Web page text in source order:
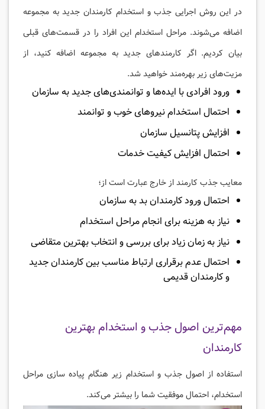
در این روش اجرایی جذب و استخدام کارمندان جدید به مجموعه
اضافه می‌شوند. مراحل استخدام این افراد را در قسمت‌های قبلی
بیان کردیم. اگر کارمندهای جدید به مجموعه اضافه کنید، از
مزیت‌های زیر بهره‌مند خواهید شد.
ورود افرادی با ایده‌ها و توانمندی‌های جدید به سازمان
احتمال استخدام نیروهای خوب و توانمند
افزایش پتانسیل سازمان
احتمال افزایش کیفیت خدمات
معایب جذب کارمند از خارج عبارت است از؛
احتمال ورود کارمندان بد به سازمان
نیاز به هزینه برای انجام مراحل استخدام
نیاز به زمان زیاد برای بررسی و انتخاب بهترین متقاضی
احتمال عدم برقراری ارتباط مناسب بین کارمندان جدید
و کارمندان قدیمی
مهم‌ترین اصول جذب و استخدام بهترین
کارمندان
استفاده از اصول جذب و استخدام زیر هنگام پیاده سازی مراحل
استخدام، احتمال موفقیت شما را بیشتر می‌کند.